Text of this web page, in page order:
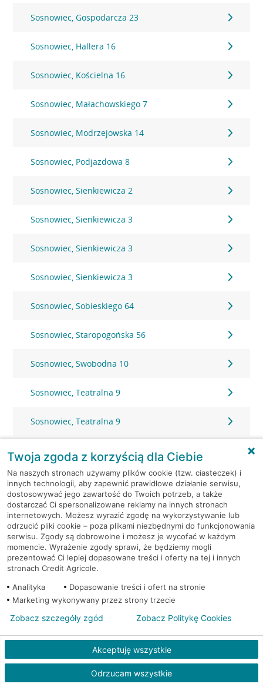
Sosnowiec, Gospodarcza 23
Sosnowiec, Hallera 16
Sosnowiec, Kościelna 16
Sosnowiec, Małachowskiego 7
Sosnowiec, Modrzejowska 14
Sosnowiec, Podjazdowa 8
Sosnowiec, Sienkiewicza 2
Sosnowiec, Sienkiewicza 3
Sosnowiec, Sienkiewicza 3
Sosnowiec, Sienkiewicza 3
Sosnowiec, Sobieskiego 64
Sosnowiec, Staropogońska 56
Sosnowiec, Swobodna 10
Sosnowiec, Teatralna 9
Sosnowiec, Teatralna 9
Sosnowiec, ul. Warszawska 18
Sosnowiec, ul. Warszawska 18
Sosnowiec, Warszawska 12
Sosnowiec, Warszawska 12
Sosnowiec, Warszawska 12
Świerklaniec, Oświęcimska 25
Świętochłowice, Bytomska 20
Świętochłowice, Bytomska 20
Świętochłowice, Górna 6M2
Twoja zgoda z korzyścią dla Ciebie
Na naszych stronach używamy plików cookie (tzw. ciasteczek) i
innych technologii, aby zapewnić prawidłowe działanie serwisu,
dostosowywać jego zawartość do Twoich potrzeb, a także
dostarczać Ci spersonalizowane reklamy na innych stronach
internetowych. Możesz wyrazić zgodę na wykorzystywanie lub
odrzucić pliki cookie – poza plikami niezbędnymi do funkcjonowania
serwisu. Zgody są dobrowolne i możesz je wycofać w każdym
momencie. Wyrażenie zgody sprawi, że będziemy mogli
prezentować Ci lepiej dopasowane treści i oferty na tej i innych
stronach Credit Agricole.
Analityka
Dopasowanie treści i ofert na stronie
Marketing wykonywany przez strony trzecie
Akceptuję wszystkie
Odrzucam wszystkie
Zobacz szczegóły zgód Zobacz Politykę Cookies